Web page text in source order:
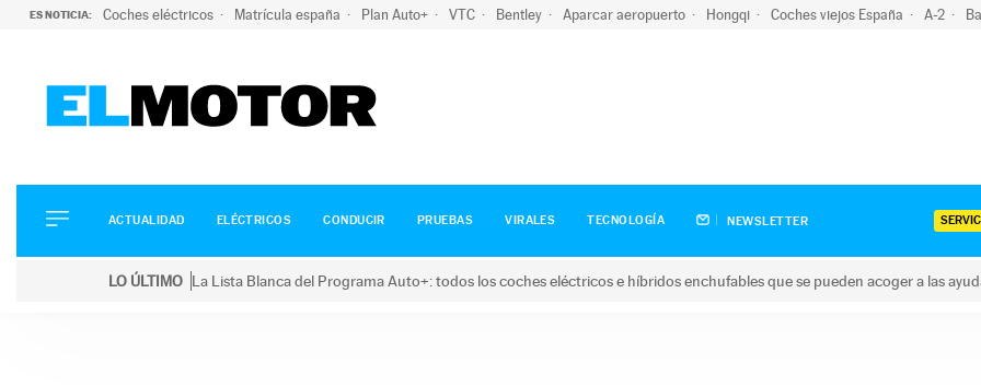
ES NOTICIA: Coches eléctricos Matrícula españa Plan Auto+ VTC Bentley Aparcar aeropuerto Hongqi Coches viejos España A-2
ELÉCTRICOS
CONDUCIR
ACTUALIDAD ELÉCTRICOS CONDUCIR PRUEBAS VIRALES TECNOLOGÍA NEWSLETTER
LO ÚLTIMO La Lista Blanca del Programa Auto+: todos los coches eléctricos e híbridos enchufables que se pueden acoger a las